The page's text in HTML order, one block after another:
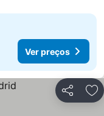
Ver preços
Partilhar